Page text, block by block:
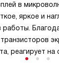
в
яркое и
реагирует на